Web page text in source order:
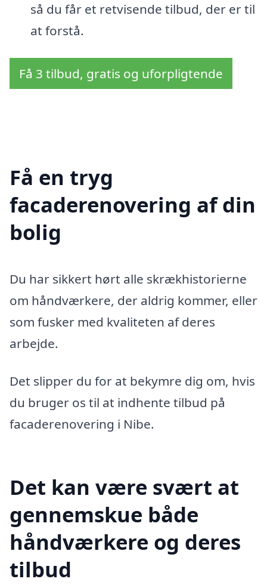
så du får et retvisende tilbud, der er til
at forstå.
Få 3 tilbud, gratis og uforpligtende
Få en tryg
facaderenovering af din
bolig
Du har sikkert hørt alle skrækhistorierne
om håndværkere, der aldrig kommer, eller
som fusker med kvaliteten af deres
arbejde.
Det slipper du for at bekymre dig om, hvis
du bruger os til at indhente tilbud på
facaderenovering i Nibe.
Det kan være svært at
gennemskue både
håndværkere og deres
tilbud